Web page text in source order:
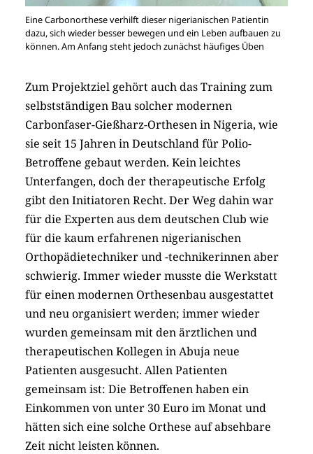
Eine Carbonorthese verhilft dieser nigerianischen Patientin
dazu, sich wieder besser bewegen und ein Leben aufbauen zu
können. Am Anfang steht jedoch zunächst häufiges Üben
Zum Projektziel gehört auch das Training zum
selbstständigen Bau solcher modernen
Carbonfaser-Gießharz-Orthesen in Nigeria, wie
sie seit 15 Jahren in Deutschland für Polio-
Betroffene gebaut werden. Kein leichtes
Unterfangen, doch der therapeutische Erfolg
gibt den Initiatoren Recht. Der Weg dahin war
für die Experten aus dem deutschen Club wie
für die kaum erfahrenen nigerianischen
Orthopädietechniker und -technikerinnen aber
schwierig. Immer wieder musste die Werkstatt
für einen modernen Orthesenbau ausgestattet
und neu organisiert werden; immer wieder
wurden gemeinsam mit den ärztlichen und
therapeutischen Kollegen in Abuja neue
Patienten ausgesucht. Allen Patienten
gemeinsam ist: Die Betroffenen haben ein
Einkommen von unter 30 Euro im Monat und
hätten sich eine solche Orthese auf absehbare
Zeit nicht leisten können.